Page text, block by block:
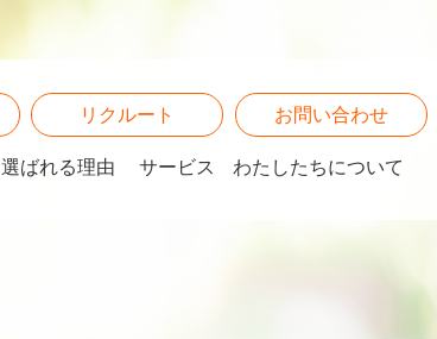
リクルート お問い合わせ
選ばれる理由 サービス わたしたちについて